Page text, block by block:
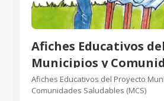
Afiches Educativos
Municipios y
Saludables (MCS)
Afiches Educativos del Proyecto
Comunidades Saludables (MCS)